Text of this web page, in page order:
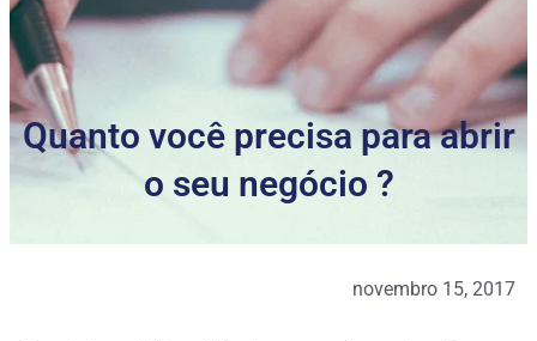
Quanto você precisa para abrir
o seu negócio ?
novembro 15, 2017